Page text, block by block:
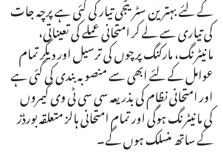
کے لئے بہترین سٹریٹجی تیار کی گئی ہے پرچہ جات
کی تیاری سے لے کر امتحانی عملے کی تعیناتی،
مانیٹرنگ، مارکنگ پرچوں کی ترسیل اور دیگر تمام
عوامل کے لئے ابھی سے منصوبہ بندی کی گئی ہے
اور امتحانی نظام کی بذریعہ سی سی ٹی وی کیمروں
کی مانیٹرنگ ہوگی اور تمام امتحانی ہالز متعلقہ بورڈز
کے ساتھ منسلک ہوں گے۔